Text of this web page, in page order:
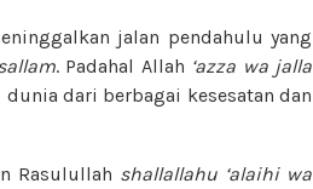
jalan pendahulu yang
. Padahal Allah ‘azza wa jalla
dari berbagai kesesatan dan
Rasulullah shallallahu ‘alaihi wa